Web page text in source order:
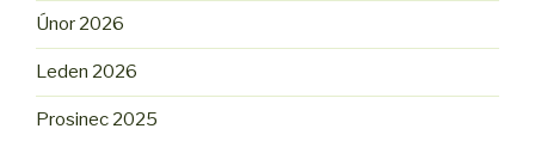
Únor 2026
Leden 2026
Prosinec 2025